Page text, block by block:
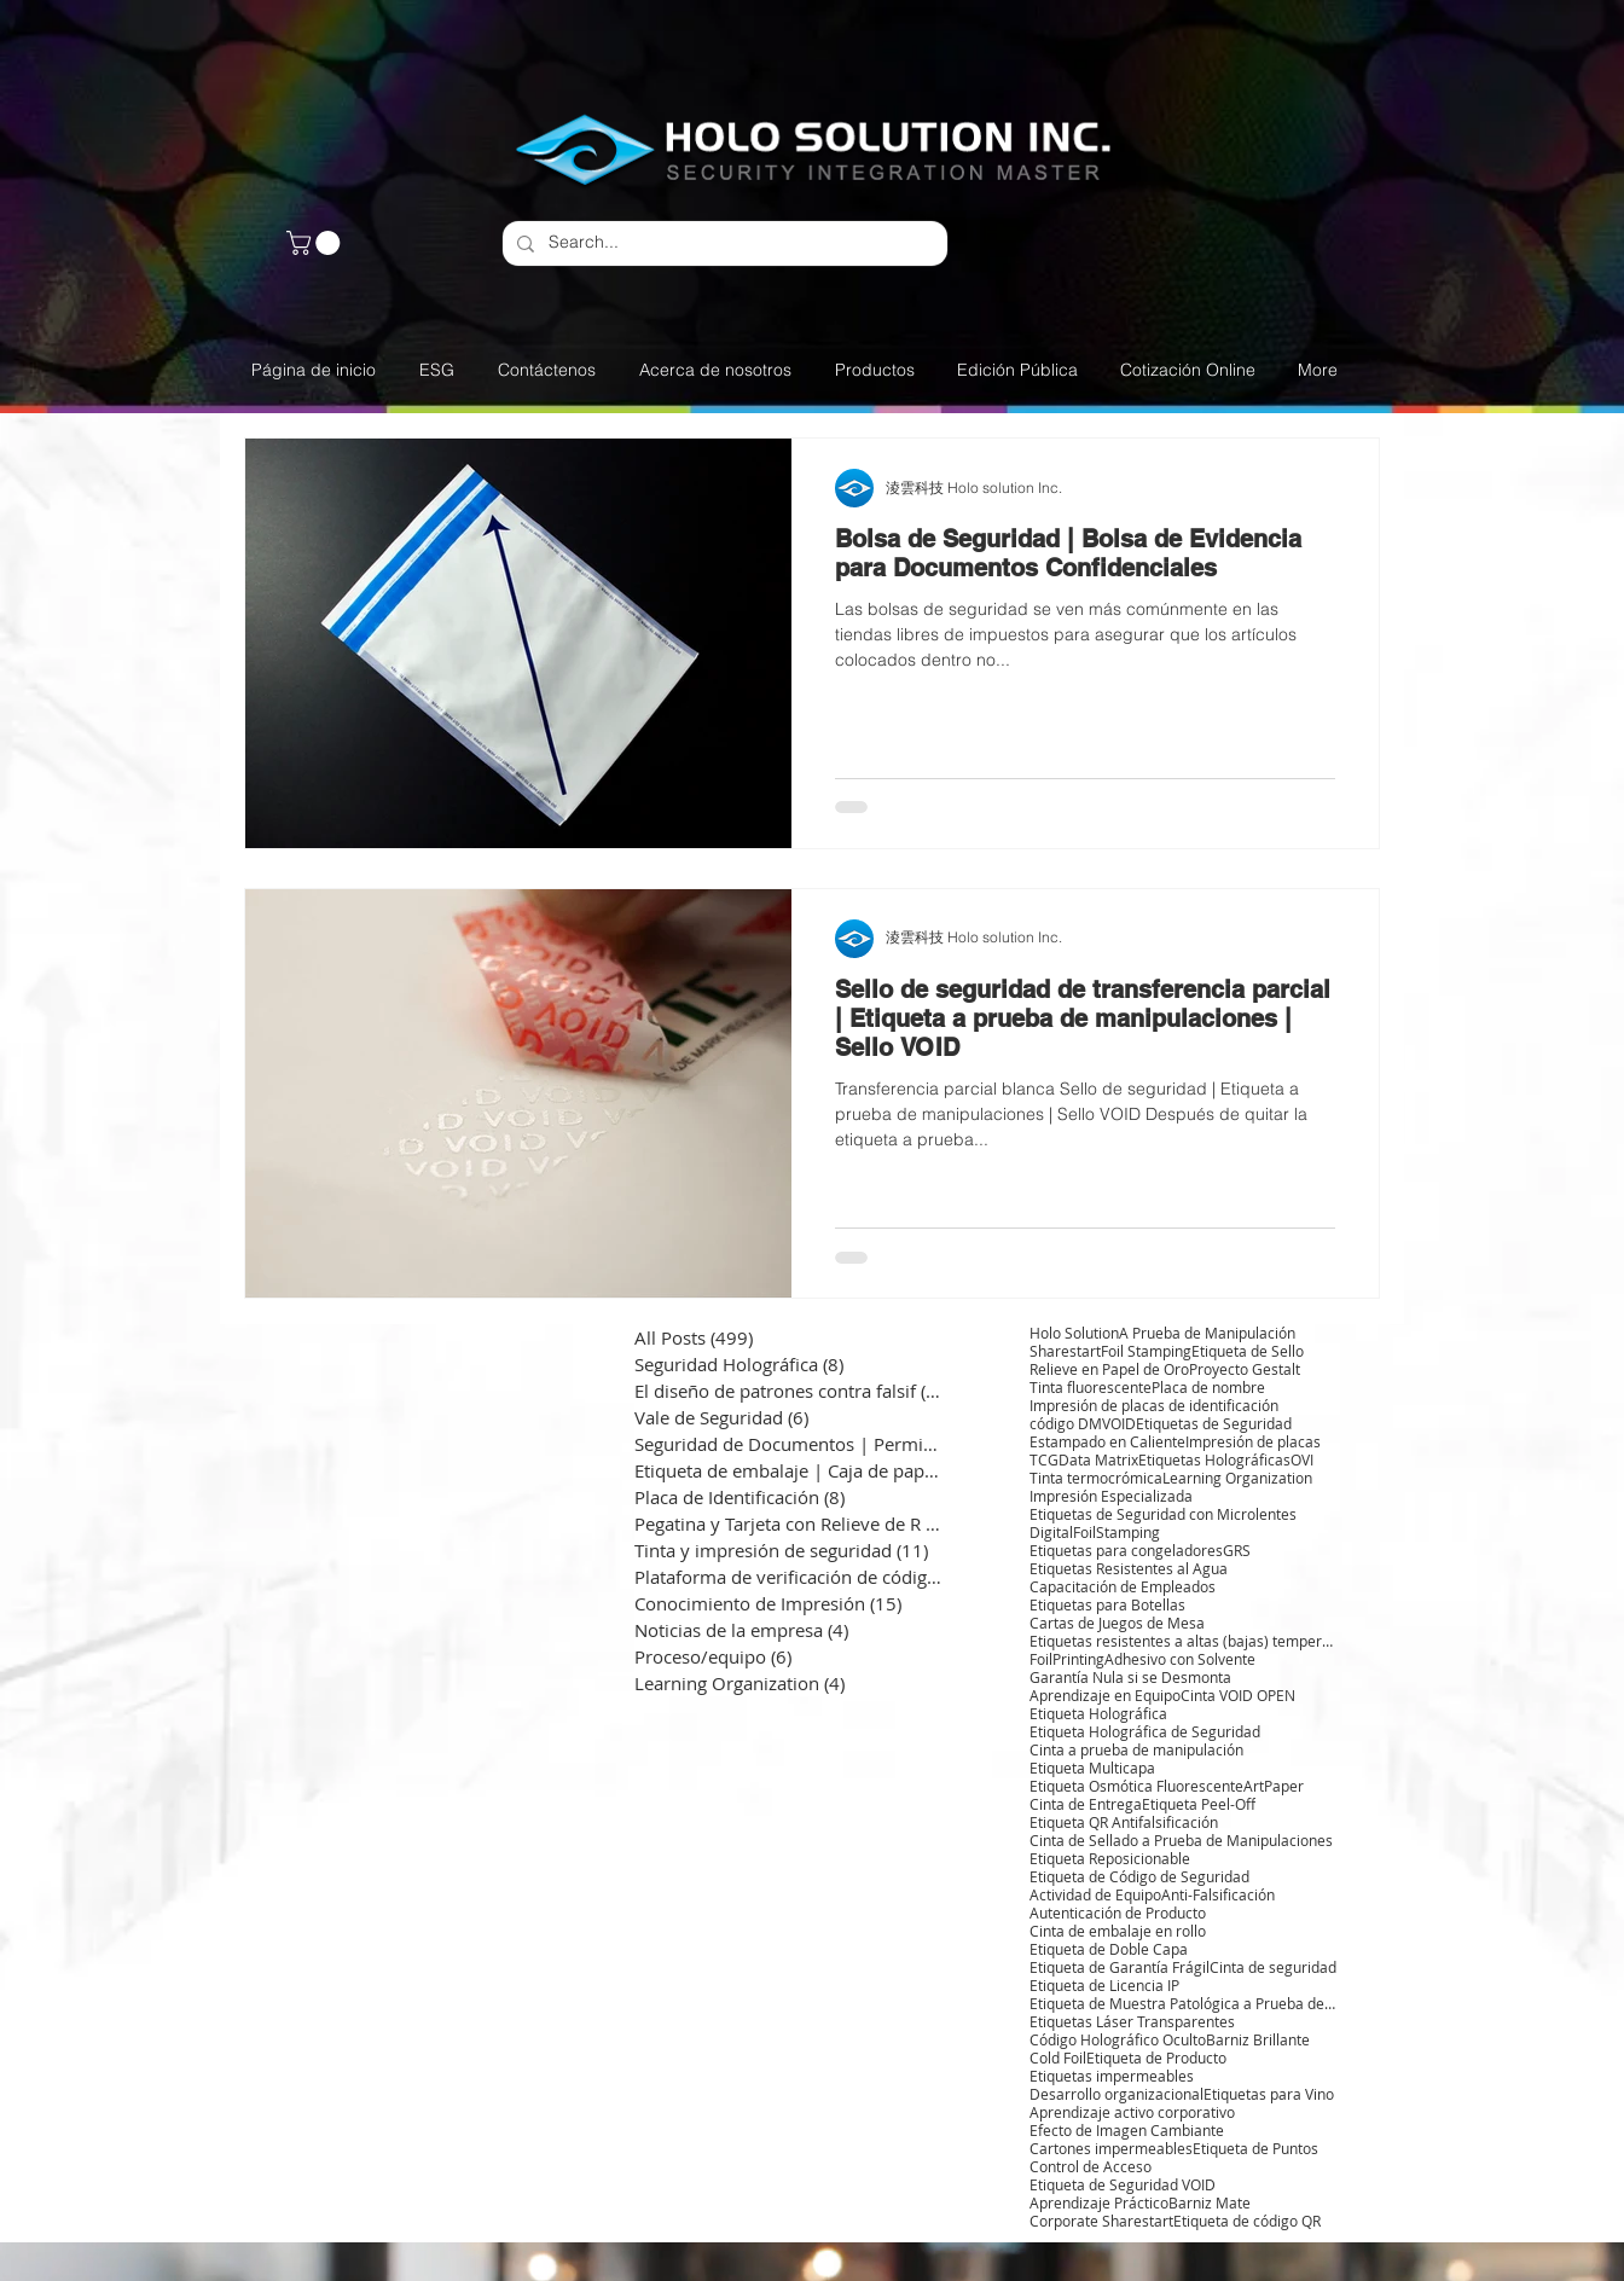
Página de inicio ESG Contáctenos Acerca de nosotros Productos Edición Pública Cotización Online More
Bolsa de Seguridad | Bolsa de Evidencia
para Documentos Confidenciales
Las bolsas de seguridad se ven más comúnmente en las
tiendas libres de impuestos para asegurar que los artículos
colocados dentro no...
淩雲科技 Holo solution Inc.
Sello de seguridad de transferencia parcial
| Etiqueta a prueba de manipulaciones |
Sello VOID
Transferencia parcial blanca Sello de seguridad | Etiqueta a
prueba de manipulaciones | Sello VOID Después de quitar la
etiqueta a prueba...
淩雲科技 Holo solution Inc.
All Posts (499)
Seguridad Holográfica (8)
El diseño de patrones contra falsif (13)
13 entradas
Vale de Seguridad (6)
Seguridad de Documentos | Permiso
7 entradas
Etiqueta de embalaje | Caja de pape
10 entradas
Placa de Identificación (8)
Pegatina y Tarjeta con Relieve de R (6)
6 entradas
Tinta y impresión de seguridad (11)
Plataforma de verificación de códig
(3)
3 entradas
Conocimiento de Impresión (15)
Noticias de la empresa (4)
Proceso/equipo (6)
Learning Organization (4)
Holo SolutionA Prueba de Manipulación
SharestartFoil StampingEtiqueta de Sello
Relieve en Papel de OroProyecto Gestalt
Tinta fluorescentePlaca de nombre
Impresión de placas de identificación
código DMVOIDEtiquetas de Seguridad
Estampado en CalienteImpresión de placas
TCGData MatrixEtiquetas HolográficasOVI
Tinta termocrómicaLearning Organization
Impresión Especializada
Etiquetas de Seguridad con Microlentes
DigitalFoilStamping
Etiquetas para congeladoresGRS
Etiquetas Resistentes al Agua
Capacitación de Empleados
Etiquetas para Botellas
Cartas de Juegos de Mesa
Etiquetas resistentes a altas (bajas) temperaturas
FoilPrintingAdhesivo con Solvente
Garantía Nula si se Desmonta
Aprendizaje en EquipoCinta VOID OPEN
Etiqueta Holográfica
Etiqueta Holográfica de Seguridad
Cinta a prueba de manipulación
Etiqueta Multicapa
Etiqueta Osmótica FluorescenteArtPaper
Cinta de EntregaEtiqueta Peel-Off
Etiqueta QR Antifalsificación
Cinta de Sellado a Prueba de Manipulaciones
Etiqueta Reposicionable
Etiqueta de Código de Seguridad
Actividad de EquipoAnti-Falsificación
Autenticación de Producto
Cinta de embalaje en rollo
Etiqueta de Doble Capa
Etiqueta de Garantía FrágilCinta de seguridad
Etiqueta de Licencia IP
Etiqueta de Muestra Patológica a Prueba de Manipulaciones
Etiquetas Láser Transparentes
Código Holográfico OcultoBarniz Brillante
Cold FoilEtiqueta de Producto
Etiquetas impermeables
Desarrollo organizacionalEtiquetas para Vino
Aprendizaje activo corporativo
Efecto de Imagen Cambiante
Cartones impermeablesEtiqueta de Puntos
Control de Acceso
Etiqueta de Seguridad VOID
Aprendizaje PrácticoBarniz Mate
Corporate SharestartEtiqueta de código QR